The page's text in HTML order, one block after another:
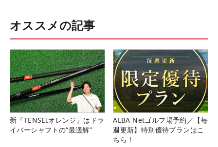
オススメの記事
新『TENSEIオレンジ』はドラ
イバーシャフトの“最適解”
ALBA Netゴルフ場予約／【毎
週更新】特別優待プランはこ
ちら！